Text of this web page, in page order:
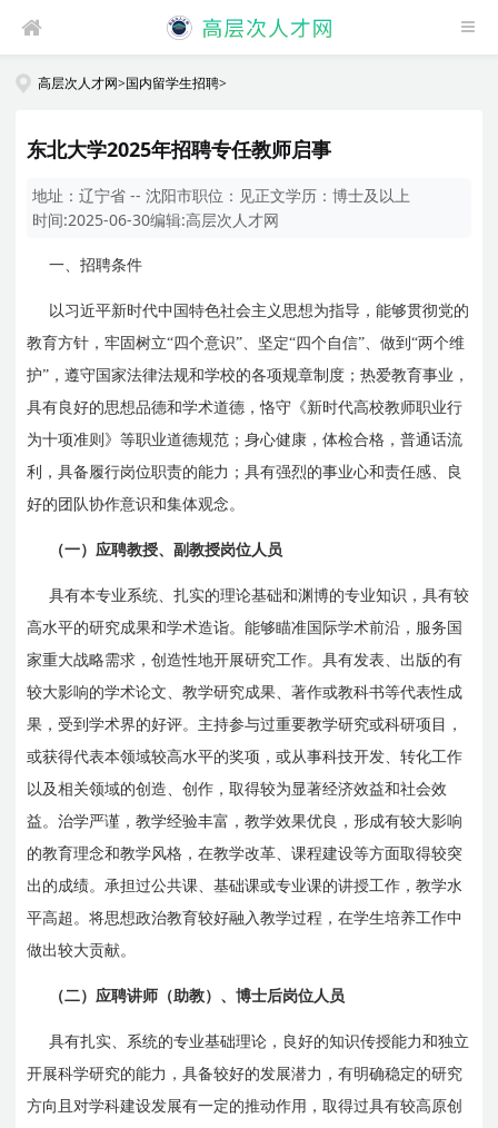
高层次人才网>国内留学生招聘>
东北大学2025年招聘专任教师启事
地址：辽宁省 -- 沈阳市职位： 见正文学历：博士及以上
时间:2025-06-30编辑:高层次人才网
一、招聘条件
以习近平新时代中国特色社会主义思想为指导，能够贯彻党的
教育方针，牢固树立“四个意识”、坚定“四个自信”、做到“两个维
护”，遵守国家法律法规和学校的各项规章制度；热爱教育事业，
具有良好的思想品德和学术道德，恪守《新时代高校教师职业行
为十项准则》等职业道德规范；身心健康，体检合格，普通话流
利，具备履行岗位职责的能力；具有强烈的事业心和责任感、良
好的团队协作意识和集体观念。
（一）应聘教授、副教授岗位人员
具有本专业系统、扎实的理论基础和渊博的专业知识，具有较
高水平的研究成果和学术造诣。能够瞄准国际学术前沿，服务国
家重大战略需求，创造性地开展研究工作。具有发表、出版的有
较大影响的学术论文、教学研究成果、著作或教科书等代表性成
果，受到学术界的好评。主持参与过重要教学研究或科研项目，
或获得代表本领域较高水平的奖项，或从事科技开发、转化工作
以及相关领域的创造、创作，取得较为显著经济效益和社会效
益。治学严谨，教学经验丰富，教学效果优良，形成有较大影响
的教育理念和教学风格，在教学改革、课程建设等方面取得较突
出的成绩。承担过公共课、基础课或专业课的讲授工作，教学水
平高超。将思想政治教育较好融入教学过程，在学生培养工作中
做出较大贡献。
（二）应聘讲师（助教）、博士后岗位人员
具有扎实、系统的专业基础理论，良好的知识传授能力和独立
开展科学研究的能力，具备较好的发展潜力，有明确稳定的研究
方向且对学科建设发展有一定的推动作用，取得过具有较高原创